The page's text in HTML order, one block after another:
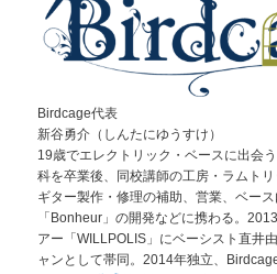
Birdcage代表
新谷勇介（しんたにゆうすけ）
19歳でエレクトリック・ベースに出会
科を卒業後、同校講師の工房・ラムト
ギター製作・修理の補助、営業、ベー
「Bonheur」の開発などに携わる。
アー「WILLPOLIS」にベーシスト直井
ャンとして帯同。2014年独立、